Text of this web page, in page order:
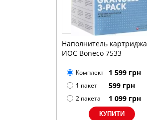
Наполнитель картриджа
ИОС Boneco 7533
Комплект 1 599 грн
1 пакет 599 грн
2 пакета 1 099 грн